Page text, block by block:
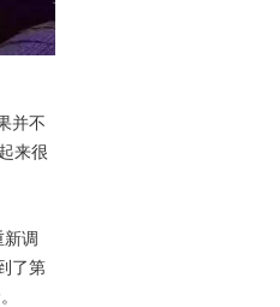
并不
来很
新调
了第